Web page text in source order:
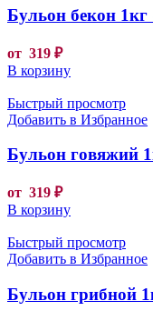
Бульон бекон
от 319 ₽
В корзину
Быстрый просмотр
Добавить в Избранное
Бульон говяжий
от 319 ₽
В корзину
Быстрый просмотр
Добавить в Избранное
Бульон грибной